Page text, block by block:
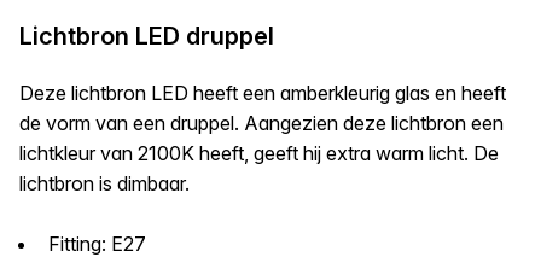
Lichtbron LED druppel
Deze lichtbron LED heeft een amberkleurig glas en heeft
de vorm van een druppel. Aangezien deze lichtbron een
lichtkleur van 2100K heeft, geeft hij extra warm licht. De
lichtbron is dimbaar.
Fitting: E27